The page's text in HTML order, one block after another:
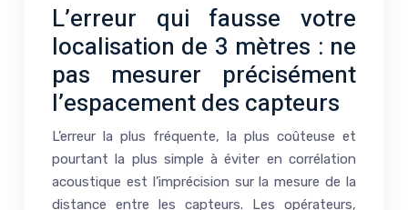
L’erreur qui fausse votre
localisation de 3 mètres : ne
pas mesurer précisément
l’espacement des capteurs
L’erreur la plus fréquente, la plus coûteuse et
pourtant la plus simple à éviter en corrélation
acoustique est l’imprécision sur la mesure de la
distance entre les capteurs. Les opérateurs,